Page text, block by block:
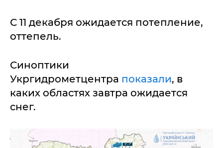
С 11 декабря ожидается потепление,
оттепель.
Синоптики
Укргидрометцентра показали, в
каких областях завтра ожидается
снег.